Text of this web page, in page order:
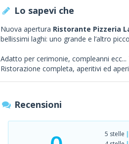
Lo sapevi che
Nuova apertura Ristorante Pizzeria
bellissimi laghi: uno grande e l’altro
Adatto per cerimonie, compleanni
Ristorazione completa, aperitivi ed
Recensioni
5 stelle